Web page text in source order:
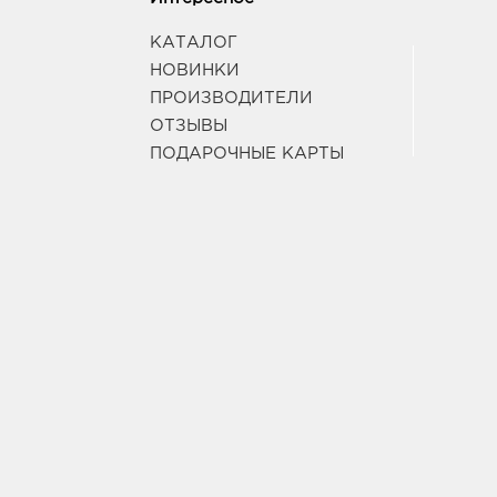
КАТАЛОГ
НОВИНКИ
ПРОИЗВОДИТЕЛИ
ОТЗЫВЫ
ПОДАРОЧНЫЕ КАРТЫ